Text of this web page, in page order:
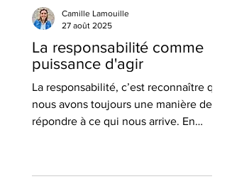
La responsabilité comme
puissance d'agir
La responsabilité, c’est reconnaître que
nous avons toujours une manière de
répondre à ce qui nous arrive. En
Camille Lamouille
27 août 2025